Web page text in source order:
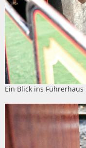
Ein Blick ins Führerhaus